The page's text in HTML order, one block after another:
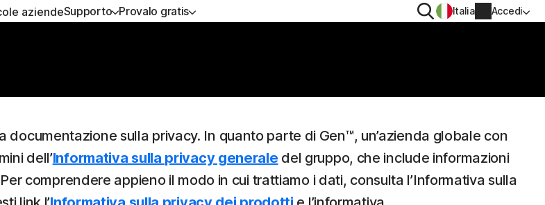
Android™
Norton Mobile Security per iOS™
aziendeSupporto Provalo gratis CercaItalia Accedi
Informazioni account
Informazioni di fatturazione
sulla privacy. In quanto parte di Gen™, un’azienda globale con
dell’Informativa sulla privacy generale del gruppo, che include informazioni
comprendere appieno il modo in cui trattiamo i dati, consulta l’Informativa sulla